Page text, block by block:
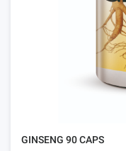
GINSENG 90 CAPS